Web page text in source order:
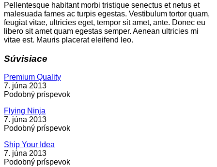
Pellentesque habitant morbi tristique senectus et netus et
malesuada fames ac turpis egestas. Vestibulum tortor quam,
feugiat vitae, ultricies eget, tempor sit amet, ante. Donec eu
libero sit amet quam egestas semper. Aenean ultricies mi
vitae est. Mauris placerat eleifend leo.
Súvisiace
Premium Quality
7. júna 2013
Podobný príspevok
Flying Ninja
7. júna 2013
Podobný príspevok
Ship Your Idea
7. júna 2013
Podobný príspevok